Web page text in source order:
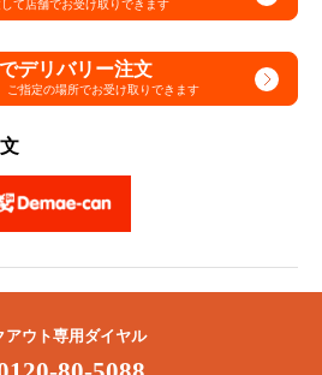
て店舗でお受け取りできます
デリバリー注文
ご指定の場所でお受け取りできます
アウト専用ダイヤル